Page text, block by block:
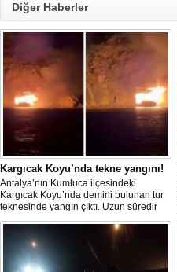
Diğer Haberler
Kargıcak Koyu’nda tekne yangını!
Antalya’nın Kumluca ilçesindeki
Kargıcak Koyu’nda demirli bulunan tur
teknesinde yangın çıktı. Uzun süredir
kullanılmadığı belirtilen ve içerisinde
kimsenin bulunmadığı tekne, itfaiyenin
karadan müdahale edememesi
nedeniyle tamamen yanarak
kullanılamaz hale geldi.